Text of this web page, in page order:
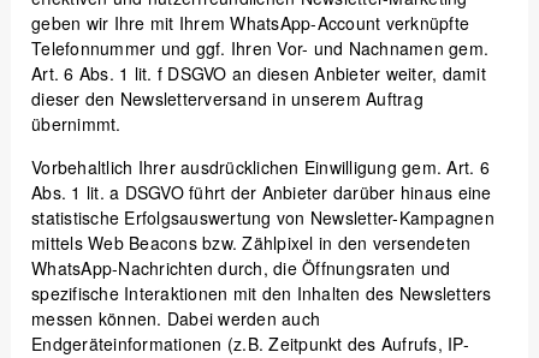
geben wir Ihre mit Ihrem WhatsApp-Account verknüpfte
Telefonnummer und ggf. Ihren Vor- und Nachnamen gem.
Art. 6 Abs. 1 lit. f DSGVO an diesen Anbieter weiter, damit
dieser den Newsletterversand in unserem Auftrag
übernimmt.
Vorbehaltlich Ihrer ausdrücklichen Einwilligung gem. Art. 6
Abs. 1 lit. a DSGVO führt der Anbieter darüber hinaus eine
statistische Erfolgsauswertung von Newsletter-Kampagnen
mittels Web Beacons bzw. Zählpixel in den versendeten
WhatsApp-Nachrichten durch, die Öffnungsraten und
spezifische Interaktionen mit den Inhalten des Newsletters
messen können. Dabei werden auch
Endgeräteinformationen (z.B. Zeitpunkt des Aufrufs, IP-